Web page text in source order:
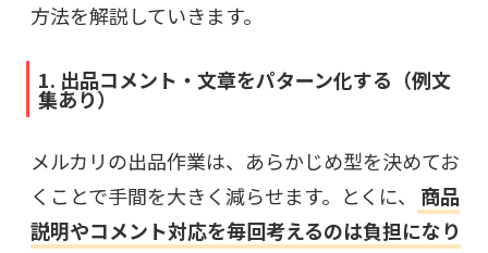
方法を解説していきます。
1. 出品コメント・文章をパターン化する（例文
集あり）
メルカリの出品作業は、あらかじめ型を決めてお
くことで手間を大きく減らせます。とくに、
商品
説明やコメント対応を毎回考えるのは負担になり